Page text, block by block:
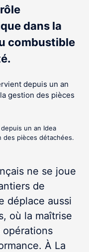
dans la
combustible
un an Idea
des pièces détachées.
ne se joue
de
déplace aussi
où la maîtrise
À La